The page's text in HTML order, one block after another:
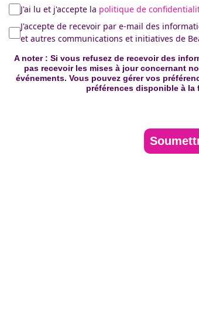
J'ai lu et j'accepte la politique de
J'accepte de recevoir par e-mail des
et autres communications et initiatives de
A noter : Si vous refusez de recevoir des
pas recevoir les mises à jour concernant
événements. Vous pouvez gérer vos
préférences disponible à la